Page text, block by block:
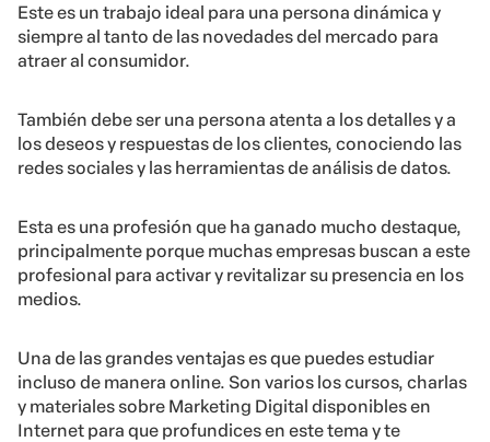
Este es un trabajo ideal para una persona dinámica y
siempre al tanto de las novedades del mercado para
atraer al consumidor.
También debe ser una persona atenta a los detalles y a
los deseos y respuestas de los clientes, conociendo las
redes sociales y las herramientas de análisis de datos.
Esta es una profesión que ha ganado mucho destaque,
principalmente porque muchas empresas buscan a este
profesional para activar y revitalizar su presencia en los
medios.
Una de las grandes ventajas es que puedes estudiar
incluso de manera online. Son varios los cursos, charlas
y materiales sobre Marketing Digital disponibles en
Internet para que profundices en este tema y te